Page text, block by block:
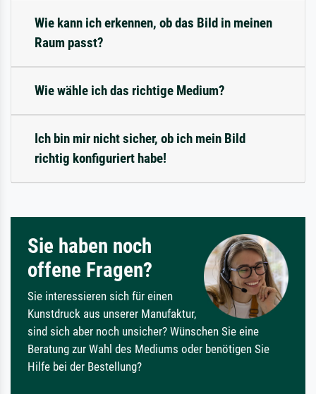
Wie kann ich erkennen, ob das Bild in meinen
Raum passt?
Wie wähle ich das richtige Medium?
Ich bin mir nicht sicher, ob ich mein Bild
richtig konfiguriert habe!
Sie haben noch
offene Fragen?
Sie interessieren sich für einen
Kunstdruck aus unserer Manufaktur,
sind sich aber noch unsicher? Wünschen Sie eine
Beratung zur Wahl des Mediums oder benötigen Sie
Hilfe bei der Bestellung?